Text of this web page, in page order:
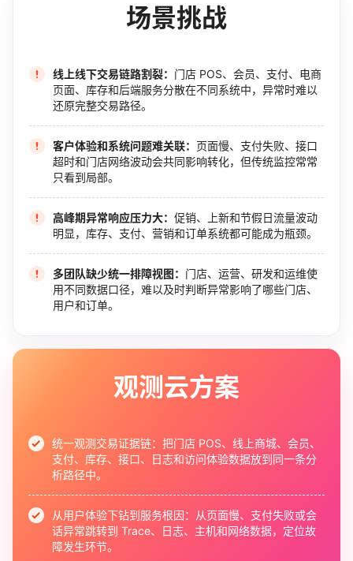
场景挑战
线上线下交易链路割裂： 门店 POS、会员、支付、电商
页面、库存和后端服务分散在不同系统中，异常时难以
还原完整交易路径。
客户体验和系统问题难关联： 页面慢、支付失败、接口
超时和门店网络波动会共同影响转化，但传统监控常常
只看到局部。
高峰期异常响应压力大： 促销、上新和节假日流量波动
明显，库存、支付、营销和订单系统都可能成为瓶颈。
多团队缺少统一排障视图： 门店、运营、研发和运维使
用不同数据口径，难以及时判断异常影响了哪些门店、
用户和订单。
观测云方案
统一观测交易证据链： 把门店 POS、线上商城、会员、
支付、库存、接口、日志和访问体验数据放到同一条分
析路径中。
从用户体验下钻到服务根因：
从页面慢、支付失败或会
话异常跳转到 Trace、日志、主机和网络数据，定位故
障发生环节。